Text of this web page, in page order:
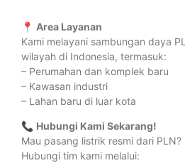
📍 Area Layanan
Kami melayani sambungan daya
wilayah di Indonesia, termasuk:
– Perumahan dan komplek baru
– Kawasan industri
– Lahan baru di luar kota
📞 Hubungi Kami Sekarang!
Mau pasang listrik resmi dari PLN?
Hubungi tim kami melalui: